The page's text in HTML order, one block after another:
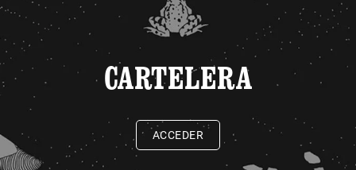
CARTELERA
ACCEDER